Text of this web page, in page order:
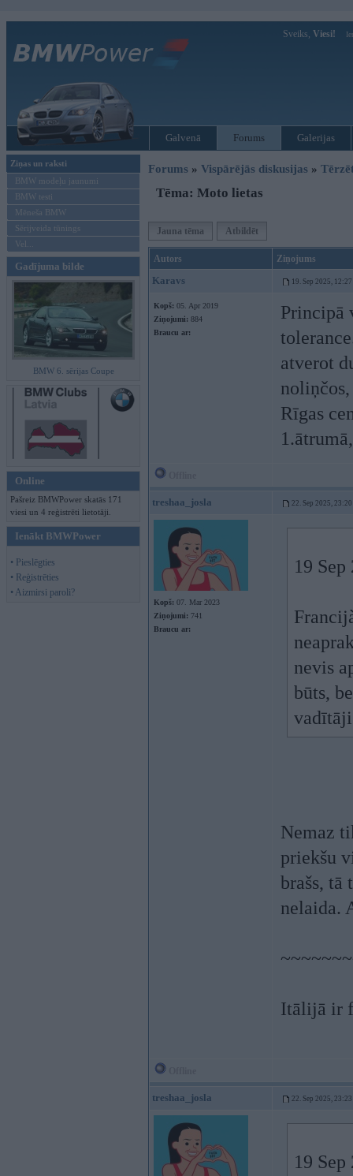
Sveiks, Viesi!
Galvenā Forums Galerijas
Ziņas un raksti
BMW modeļu jaunumi
BMW testi
Mēneša BMW
Sērijveida tūnings
Vel...
Gadījuma bilde
BMW 6. sērijas Coupe
Online
Pašreiz BMWPower skatās 171
viesi un 4 reģistrēti lietotāji.
Ienākt BMWPower
• Pieslēgties
• Reģistrēties
• Aizmirsi paroli?
Forums » Vispārējās diskusijas »
Tēma: Moto lietas
Jauna tēma Atbildēt
Autors Ziņojums
Karavs 19. Sep 2025, 12:27
Kopš: 05. Apr 2019
Ziņojumi: 884
Braucu ar:
Principā
atverot
Rīgas
treshaa_josla 22. Sep 2025, 23:20
Kopš: 07. Mar 2023
Ziņojumi: 741
Braucu ar:
19
nevis
būts,
Nemaz
priekšu
brašs,
nelaida.
Itālijā ir
treshaa_josla 22. Sep 2025, 23:23
19